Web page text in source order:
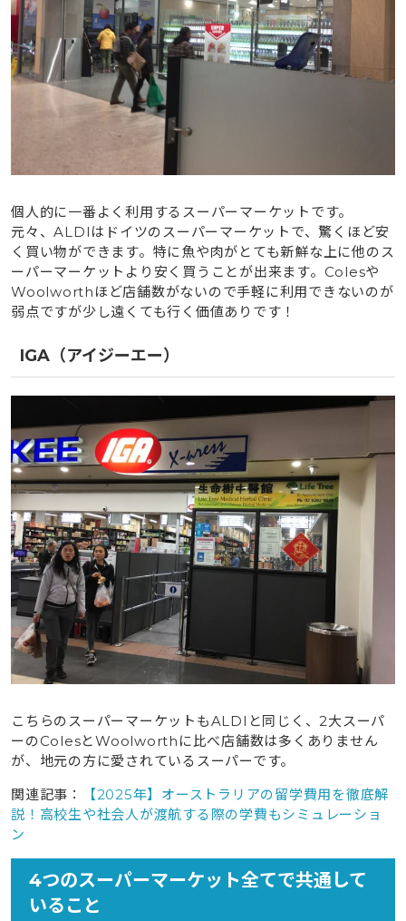
個人的に一番よく利用するスーパーマーケットです。
元々、ALDIはドイツのスーパーマーケットで、驚くほど安
く買い物ができます。特に魚や肉がとても新鮮な上に他のス
ーパーマーケットより安く買うことが出来ます。Colesや
Woolworthほど店舗数がないので手軽に利用できないのが
弱点ですが少し遠くても行く価値ありです！
IGA（アイジーエー）
こちらのスーパーマーケットもALDIと同じく、2大スーパ
ーのColesとWoolworthに比べ店舗数は多くありません
が、地元の方に愛されているスーパーです。
関連記事：
【2025年】オーストラリアの留学費用を徹底解
説！高校生や社会人が渡航する際の学費もシミュレーショ
ン
4つのスーパーマーケット全てで共通して
いること